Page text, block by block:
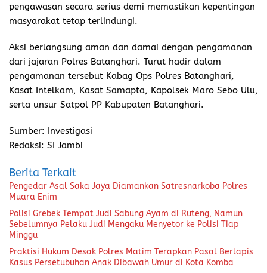
pengawasan secara serius demi memastikan kepentingan
masyarakat tetap terlindungi.
Aksi berlangsung aman dan damai dengan pengamanan
dari jajaran Polres Batanghari. Turut hadir dalam
pengamanan tersebut Kabag Ops Polres Batanghari,
Kasat Intelkam, Kasat Samapta, Kapolsek Maro Sebo Ulu,
serta unsur Satpol PP Kabupaten Batanghari.
Sumber: Investigasi
Redaksi: SI Jambi
Berita Terkait
Pengedar Asal Saka Jaya Diamankan Satresnarkoba Polres
Muara Enim
Polisi Grebek Tempat Judi Sabung Ayam di Ruteng, Namun
Sebelumnya Pelaku Judi Mengaku Menyetor ke Polisi Tiap
Minggu
Praktisi Hukum Desak Polres Matim Terapkan Pasal Berlapis
Kasus Persetubuhan Anak Dibawah Umur di Kota Komba